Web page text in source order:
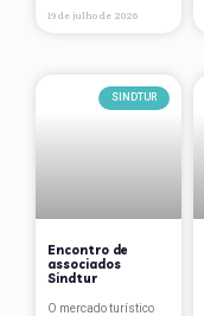
Projetos
Reuniões
Serra Gaúcha
Sindicato
SindTur
19 de julho de 2026
SINDTUR
Encontro de
associados
Sindtur
O mercado turístico